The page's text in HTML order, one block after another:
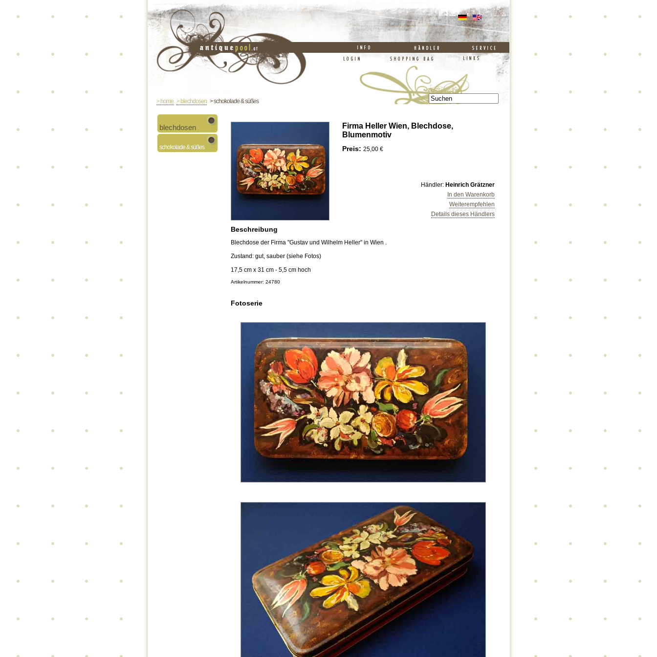
> home > blechdosen > schokolade & süßes
blechdosen
schokolade & süßes
Firma Heller Wien, Blechdose,
Blumenmotiv
Preis: 25,00 €
Weiterempfehlen
In den Warenkorb
Händler: Heinrich Grätzner
Details dieses Händlers
Beschreibung
Blechdose der Firma "Gustav und Wilhelm Heller" in Wien .
Zustand: gut, sauber (siehe Fotos)
17,5 cm x 31 cm - 5,5 cm hoch
Artikelnummer: 24780
Fotoserie